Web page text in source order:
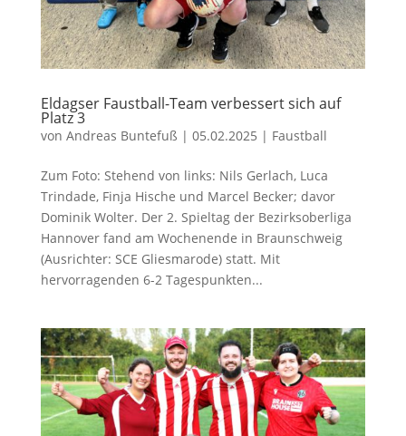
Eldagser Faustball-Team verbessert sich auf
Platz 3
von Andreas Buntefuß | 05.02.2025 | Faustball
Zum Foto: Stehend von links: Nils Gerlach, Luca
Trindade, Finja Hische und Marcel Becker; davor
Dominik Wolter. Der 2. Spieltag der Bezirksoberliga
Hannover fand am Wochenende in Braunschweig
(Ausrichter: SCE Gliesmarode) statt. Mit
hervorragenden 6-2 Tagespunkten...